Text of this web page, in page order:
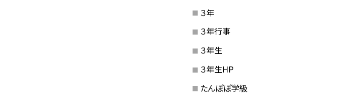
３年
３年行事
３年生
３年生HP
たんぽぽ学級